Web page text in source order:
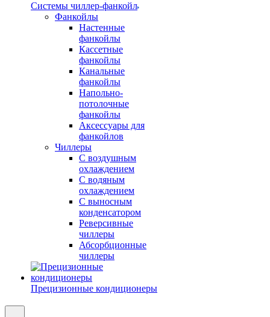
Системы чиллер-фанкойл
Фанкойлы
Настенные
фанкойлы
Кассетные
фанкойлы
Канальные
фанкойлы
Напольно-
потолочные
фанкойлы
Аксессуары для
фанкойлов
Чиллеры
С воздушным
охлаждением
С водяным
охлаждением
С выносным
конденсатором
Реверсивные
чиллеры
Абсорбционные
чиллеры
Прецизионные кондиционеры